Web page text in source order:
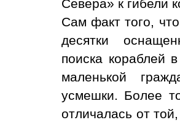
Севера» к гибели
Сам факт того,
десятки
поиска кораблей
маленькой
усмешки. Более
отличалась от